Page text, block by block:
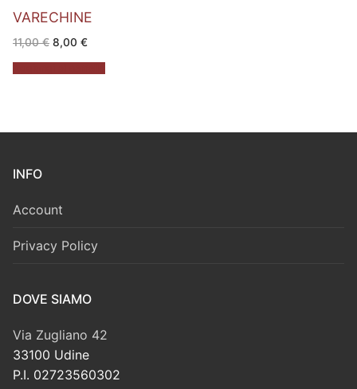
VARECHINE
11,00€ Il
prezzo
originale
era:
8,00 €Il
attuale
è:
INFO
Account
Privacy Policy
DOVE SIAMO
Via Zugliano 42
33100 Udine
P.I. 02723560302